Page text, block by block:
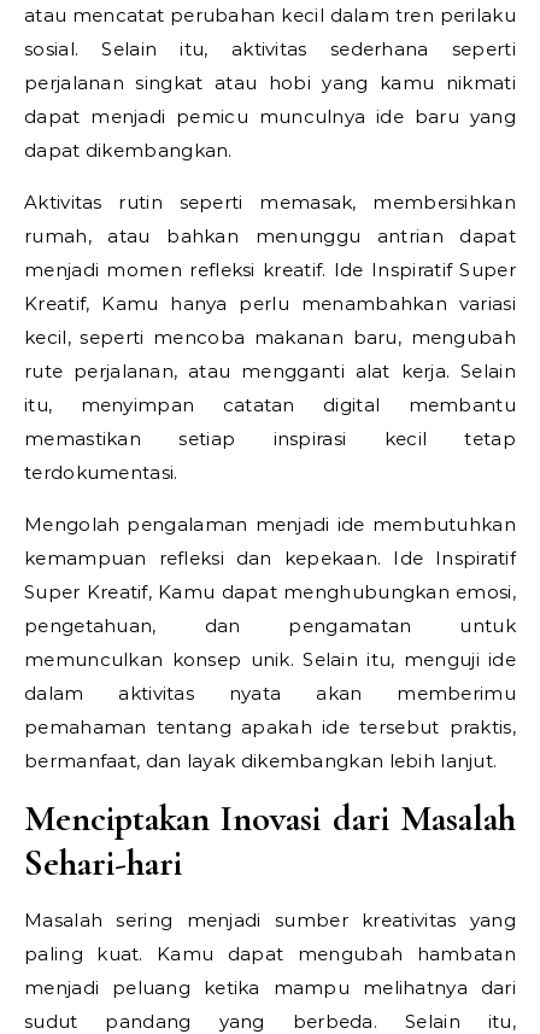
atau mencatat perubahan kecil dalam tren perilaku
sosial. Selain itu, aktivitas sederhana seperti
perjalanan singkat atau hobi yang kamu nikmati
dapat menjadi pemicu munculnya ide baru yang
dapat dikembangkan.
Aktivitas rutin seperti memasak, membersihkan
rumah, atau bahkan menunggu antrian dapat
menjadi momen refleksi kreatif. Ide Inspiratif Super
Kreatif, Kamu hanya perlu menambahkan variasi
kecil, seperti mencoba makanan baru, mengubah
rute perjalanan, atau mengganti alat kerja. Selain
itu, menyimpan catatan digital membantu
memastikan setiap inspirasi kecil tetap
terdokumentasi.
Mengolah pengalaman menjadi ide membutuhkan
kemampuan refleksi dan kepekaan. Ide Inspiratif
Super Kreatif, Kamu dapat menghubungkan emosi,
pengetahuan, dan pengamatan untuk
memunculkan konsep unik. Selain itu, menguji ide
dalam aktivitas nyata akan memberimu
pemahaman tentang apakah ide tersebut praktis,
bermanfaat, dan layak dikembangkan lebih lanjut.
Menciptakan Inovasi dari Masalah
Sehari-hari
Masalah sering menjadi sumber kreativitas yang
paling kuat. Kamu dapat mengubah hambatan
menjadi peluang ketika mampu melihatnya dari
sudut pandang yang berbeda. Selain itu,